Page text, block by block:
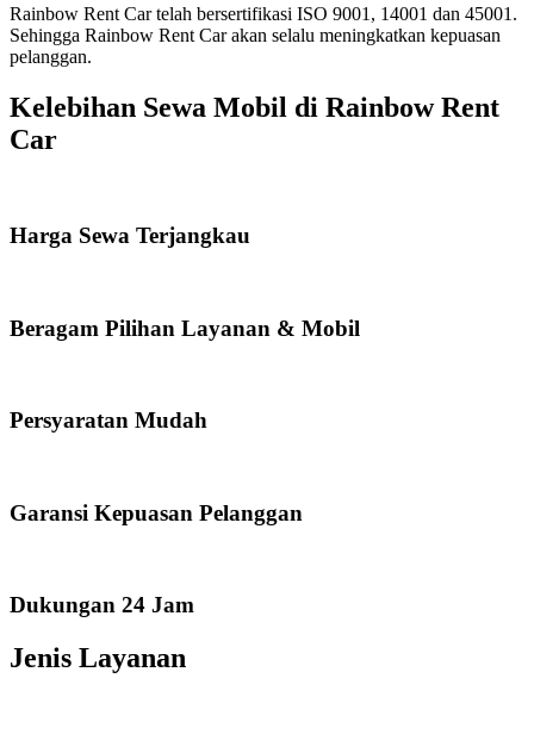
Rainbow Rent Car telah bersertifikasi ISO 9001, 14001 dan 45001.
Sehingga Rainbow Rent Car akan selalu meningkatkan kepuasan
pelanggan.
Kelebihan Sewa Mobil di Rainbow Rent
Car
Harga Sewa Terjangkau
Beragam Pilihan Layanan & Mobil
Persyaratan Mudah
Garansi Kepuasan Pelanggan
Dukungan 24 Jam
Jenis Layanan